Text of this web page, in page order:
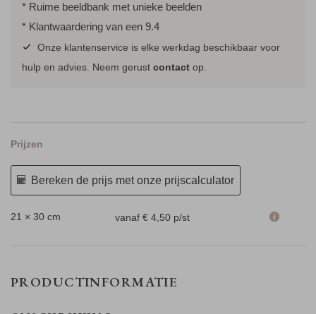
* Ruime beeldbank met unieke beelden
* Klantwaardering van een 9.4
Onze klantenservice is elke werkdag beschikbaar voor
hulp en advies. Neem gerust contact op.
Prijzen
Bereken de prijs met onze prijscalculator
21 × 30 cm vanaf € 4,50 p/st
PRODUCTINFORMATIE